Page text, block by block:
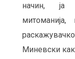
начин, ја
Миневски